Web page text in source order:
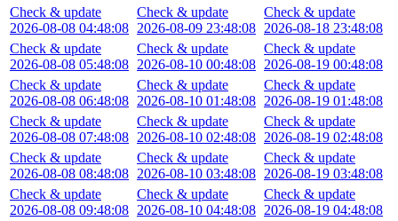
Check & update
2026-08-08 04:48:08
Check & update
2026-08-08 05:48:08
Check & update
2026-08-08 06:48:08
Check & update
2026-08-08 07:48:08
Check & update
2026-08-08 08:48:08
Check & update
2026-08-08 09:48:08
Check & update
2026-08-09 23:48:08
Check & update
2026-08-10 00:48:08
Check & update
2026-08-10 01:48:08
Check & update
2026-08-10 02:48:08
Check & update
2026-08-10 03:48:08
Check & update
2026-08-10 04:48:08
Check & update
2026-08-18 23:48:08
Check & update
2026-08-19 00:48:08
Check & update
2026-08-19 01:48:08
Check & update
2026-08-19 02:48:08
Check & update
2026-08-19 03:48:08
Check & update
2026-08-19 04:48:08